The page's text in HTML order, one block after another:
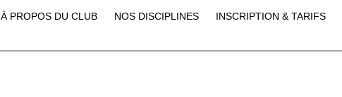
À PROPOS DU CLUB NOS DISCIPLINES INSCRIPTION & TARIFS